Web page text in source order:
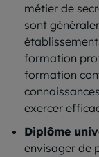
métier de
sont
formation
formation
exercer
Diplôme
envisager de